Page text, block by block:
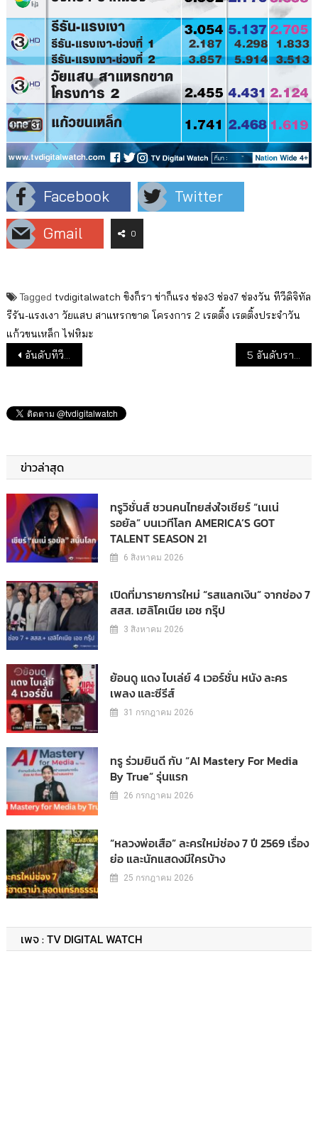
Facebook
Twitter
Gmail
0
Tagged tvdigitalwatch ขิงก็รา ข่าก็แรง ช่อง3 ช่อง7 ช่องวัน ทีวีดิจิทัล
รีรัน-แรงเงา วัยแสบ สาแหรกขาด โครงการ 2 เรตติ้ง เรตติ้งประจำวัน
แก้วขนเหล็ก ไฟหิมะ
แนะแนวเรื่อง
อันดับทีวีดิจิทัล “สัปดาห์”ปลายเดือนเม.ย.62 5 อันดับรายการที่มีเรตติ้งสูงสุดประจำวันอาทิตย์ที่ 28 เม.ย.2562
ข่าวล่าสุด
ทรูวิชั่นส์ ชวนคนไทยส่งใจเชียร์ “เนเน่
รอยัล” บนเวทีโลก AMERICA’S GOT
TALENT SEASON 21
6 สิงหาคม 2026
เปิดที่มารายการใหม่ “รสแลกเงิน” จากช่อง 7
สสส. เฮลิโคเนีย เอช กรุ๊ป
3 สิงหาคม 2026
ย้อนดู แดง ไบเล่ย์ 4 เวอร์ชั่น หนัง ละคร
เพลง และซีรีส์
31 กรกฎาคม 2026
ทรู ร่วมยินดี กับ “AI Mastery For Media
By True” รุ่นแรก
26 กรกฎาคม 2026
“หลวงพ่อเสือ” ละครใหม่ช่อง 7 ปี 2569 เรื่อง
ย่อ และนักแสดงมีใครบ้าง
25 กรกฎาคม 2026
เพจ : TV DIGITAL WATCH